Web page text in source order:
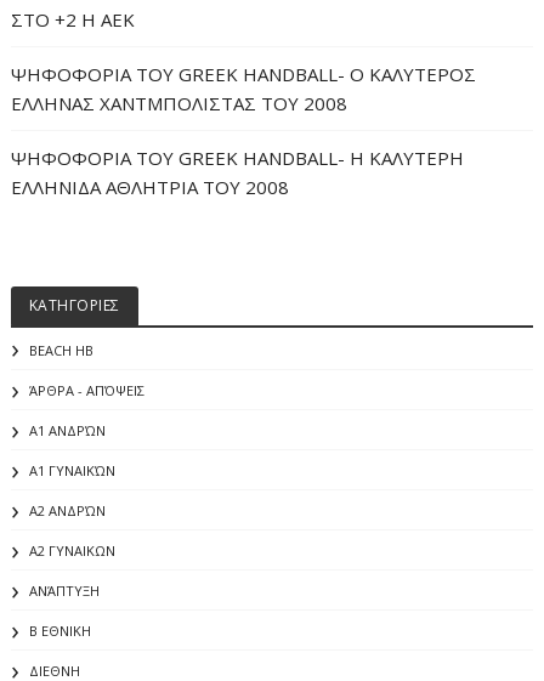
ΣΤΟ +2 Η ΑΕΚ
ΨΗΦΟΦΟΡΙΑ ΤΟΥ GREEK HANDBALL- O ΚΑΛΥΤΕΡΟΣ
ΕΛΛΗΝΑΣ ΧΑΝΤΜΠΟΛΙΣΤΑΣ ΤΟΥ 2008
ΨΗΦΟΦΟΡΙΑ ΤΟΥ GREEK HANDBALL- H ΚΑΛΥΤΕΡΗ
ΕΛΛΗΝΙΔΑ ΑΘΛΗΤΡΙΑ ΤΟΥ 2008
ΚΑΤΗΓΟΡΙΕΣ
BEACH HB
ΆΡΘΡΑ - ΑΠΌΨΕΙΣ
Α1 ΑΝΔΡΏΝ
Α1 ΓΥΝΑΙΚΏΝ
Α2 ΑΝΔΡΏΝ
Α2 ΓΥΝΑΙΚΩΝ
ΑΝΆΠΤΥΞΗ
Β ΕΘΝΙΚΗ
ΔΙΕΘΝΗ